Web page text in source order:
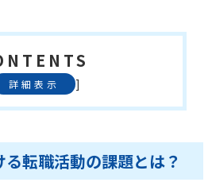
詳細表示 ]
転職活動の課題とは？